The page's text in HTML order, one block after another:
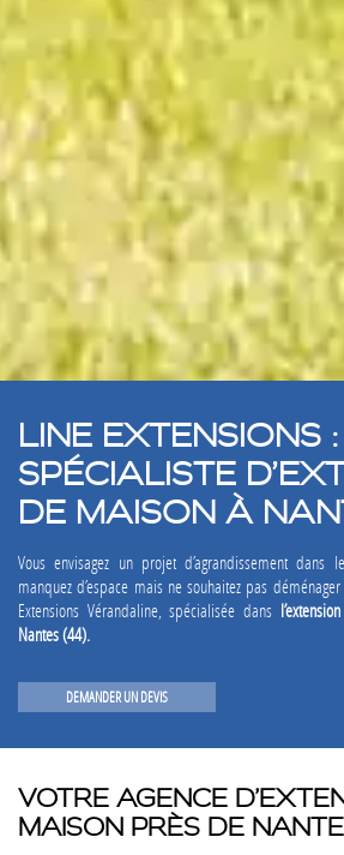
LINE EXTENSIONS
SPÉCIALISTE
DE MAISON À
Vous envisagez un projet d’agrandissement dans
manquez d’espace mais ne souhaitez pas
Extensions Vérandaline, spécialisée dans
Nantes (44).
DEMANDER UN DEVIS
VOTRE AGENCE
MAISON PRÈS DE